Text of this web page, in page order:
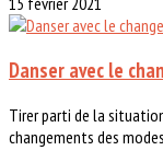
Danser avec le
Tirer parti de la
changements des